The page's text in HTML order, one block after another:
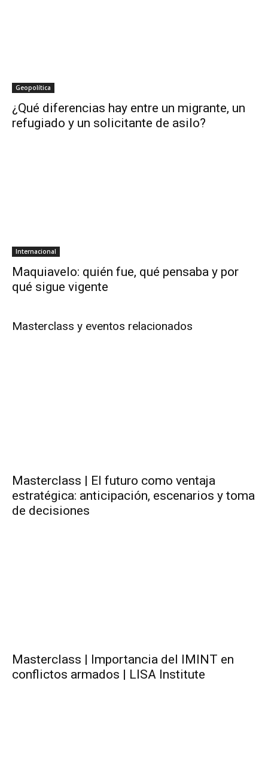
Geopolítica
¿Qué diferencias hay entre un migrante, un
refugiado y un solicitante de asilo?
Internacional
Maquiavelo: quién fue, qué pensaba y por
qué sigue vigente
Masterclass y eventos relacionados
Masterclass | El futuro como ventaja
estratégica: anticipación, escenarios y toma
de decisiones
Masterclass | Importancia del IMINT en
conflictos armados | LISA Institute